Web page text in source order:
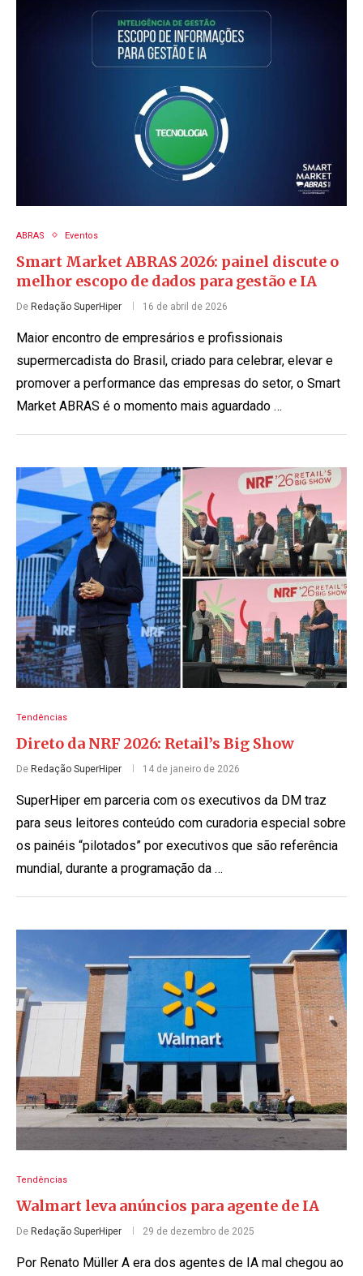
ABRAS Eventos
Smart Market ABRAS 2026: painel discute o
melhor escopo de dados para gestão e IA
De Redação SuperHiper 16 de abril de 2026
Maior encontro de empresários e profissionais
supermercadista do Brasil, criado para celebrar, elevar e
promover a performance das empresas do setor, o Smart
Market ABRAS é o momento mais aguardado …
Tendências
Direto da NRF 2026: Retail’s Big Show
De Redação SuperHiper 14 de janeiro de 2026
SuperHiper em parceria com os executivos da DM traz
para seus leitores conteúdo com curadoria especial sobre
os painéis “pilotados” por executivos que são referência
mundial, durante a programação da …
Tendências
Walmart leva anúncios para agente de IA
De Redação SuperHiper 29 de dezembro de 2025
Por Renato Müller A era dos agentes de IA mal chegou ao